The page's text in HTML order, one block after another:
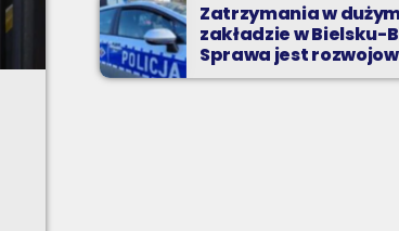
Zatrzymania w
zakładzie w Bielsku-
Sprawa jest